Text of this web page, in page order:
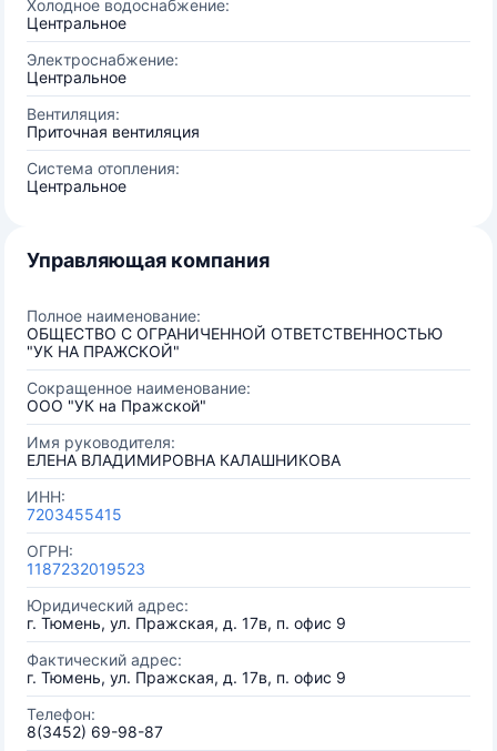
Холодное водоснабжение:
Центральное
Электроснабжение:
Центральное
Вентиляция:
Приточная вентиляция
Система отопления:
Центральное
Управляющая компания
Полное наименование:
ОБЩЕСТВО С ОГРАНИЧЕННОЙ ОТВЕТСТВЕННОСТЬЮ
"УК НА ПРАЖСКОЙ"
Сокращенное наименование:
ООО "УК на Пражской"
Имя руководителя:
ЕЛЕНА ВЛАДИМИРОВНА КАЛАШНИКОВА
ИНН:
7203455415
ОГРН:
1187232019523
Юридический адрес:
г. Тюмень, ул. Пражская, д. 17в, п. офис 9
Фактический адрес:
г. Тюмень, ул. Пражская, д. 17в, п. офис 9
Телефон:
8(3452) 69-98-87